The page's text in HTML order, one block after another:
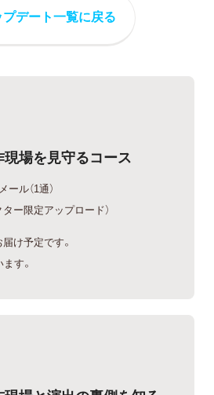
プデート一覧に戻る
現場を見守るコース
ル（1通）
ー限定アップロード）
け予定です。
す。